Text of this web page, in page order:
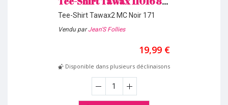
Tee-Shirt Tawax2 MC Noir 171
Vendu parJean'S Follies
19,99 €
Disponible dans plusieurs déclinaisons